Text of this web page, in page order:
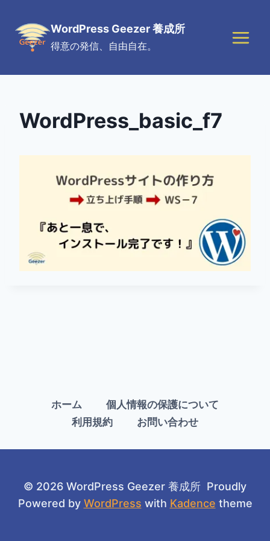
content
WordPress Geezer 養成所
得意の発信、自由自在。
WordPress_basic_f7
ホーム
個人情報の保護について
利用規約
お問い合わせ
© 2026 WordPress Geezer 養成所 Proudly
Powered by WordPress with Kadence theme